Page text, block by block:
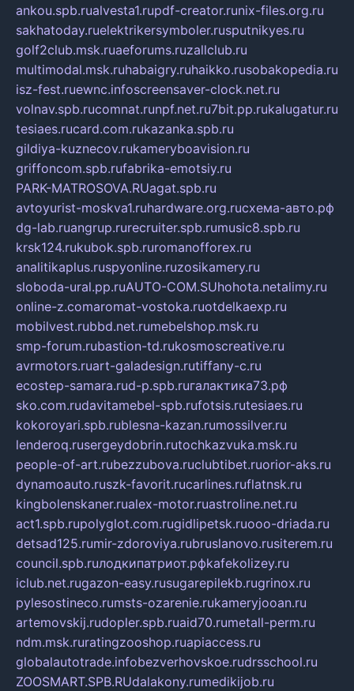
ankou.spb.rualvesta1.rupdf-creator.runix-files.org.ru
sakhatoday.ruelektrikersymboler.rusputnikyes.ru
golf2club.msk.ruaeforums.ruzallclub.ru
multimodal.msk.ruhabaigry.ruhaikko.rusobakopedia.ru
isz-fest.ruewnc.infoscreensaver-clock.net.ru
volnav.spb.rucomnat.runpf.net.ru7bit.pp.rukalugatur.ru
tesiaes.rucard.com.rukazanka.spb.ru
gildiya-kuznecov.rukameryboavision.ru
griffoncom.spb.rufabrika-emotsiy.ru
PARK-MATROSOVA.RUagat.spb.ru
avtoyurist-moskva1.ruhardware.org.ruсхема-авто.рф
dg-lab.ruangrup.rurecruiter.spb.rumusic8.spb.ru
krsk124.rukubok.spb.ruromanofforex.ru
analitikaplus.ruspyonline.ruzosikamery.ru
sloboda-ural.pp.ruAUTO-COM.SUhohota.netalimy.ru
online-z.comaromat-vostoka.ruotdelkaexp.ru
mobilvest.rubbd.net.rumebelshop.msk.ru
smp-forum.rubastion-td.rukosmoscreative.ru
avrmotors.ruart-galadesign.rutiffany-c.ru
ecostep-samara.rud-p.spb.ruгалактика73.рф
sko.com.rudavitamebel-spb.rufotsis.rutesiaes.ru
kokoroyari.spb.rublesna-kazan.rumossilver.ru
lenderoq.rusergeydobrin.rutochkazvuka.msk.ru
people-of-art.rubezzubova.ruclubtibet.ruorior-aks.ru
dynamoauto.ruszk-favorit.rucarlines.ruflatnsk.ru
kingbolenskaner.rualex-motor.ruastroline.net.ru
act1.spb.rupolyglot.com.rugidlipetsk.ruooo-driada.ru
detsad125.rumir-zdoroviya.rubruslanovo.rusiterem.ru
council.spb.ruлодкипатриот.рфkafekolizey.ru
iclub.net.rugazon-easy.rusugarepilekb.rugrinox.ru
pylesostineco.rumsts-ozarenie.rukameryjooan.ru
artemovskij.rudopler.spb.ruaid70.rumetall-perm.ru
ndm.msk.ruratingzooshop.ruapiaccess.ru
globalautotrade.infobezverhovskoe.rudrsschool.ru
ZOOSMART.SPB.RUdalakony.rumedikijob.ru